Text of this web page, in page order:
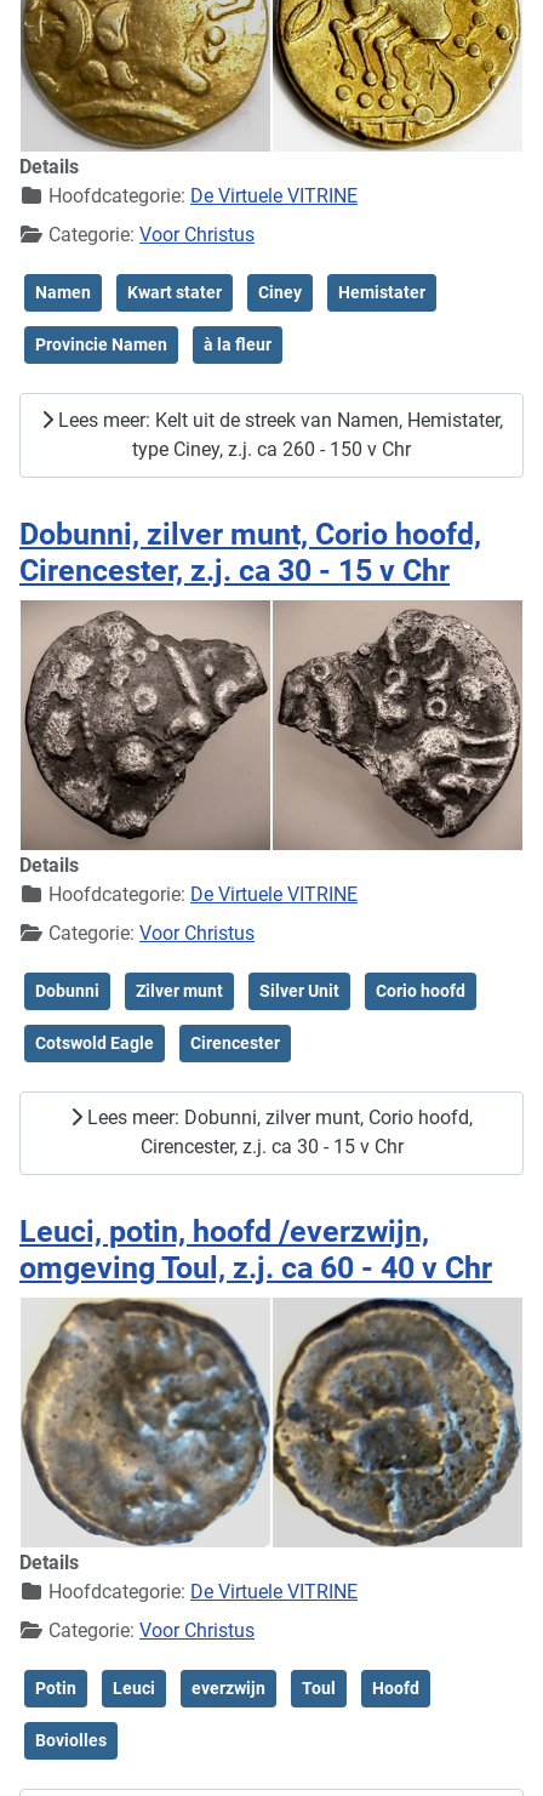
Details
Hoofdcategorie: De Virtuele VITRINE
Categorie: Voor Christus
Namen Kwart stater Ciney Hemistater
Provincie Namen à la fleur
Lees meer: Kelt uit de streek van Namen, Hemistater,
type Ciney, z.j. ca 260 - 150 v Chr
Dobunni, zilver munt, Corio hoofd,
Cirencester, z.j. ca 30 - 15 v Chr
Details
Hoofdcategorie: De Virtuele VITRINE
Categorie: Voor Christus
Dobunni Zilver munt Silver Unit Corio hoofd
Cotswold Eagle Cirencester
Lees meer: Dobunni, zilver munt, Corio hoofd,
Cirencester, z.j. ca 30 - 15 v Chr
Leuci, potin, hoofd /everzwijn,
omgeving Toul, z.j. ca 60 - 40 v Chr
Details
Hoofdcategorie: De Virtuele VITRINE
Categorie: Voor Christus
Potin Leuci everzwijn Toul Hoofd
Boviolles